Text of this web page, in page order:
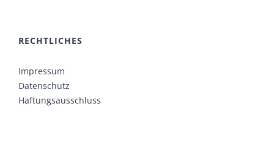
RECHTLICHES
Impressum
Datenschutz
Haftungsausschluss